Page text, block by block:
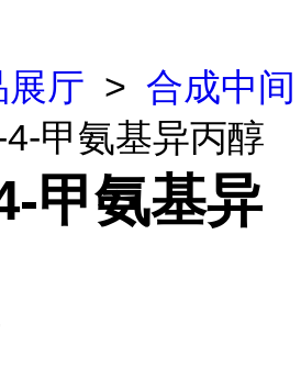
展厅 > 合成中间
甲氨基异丙醇
甲氨基异